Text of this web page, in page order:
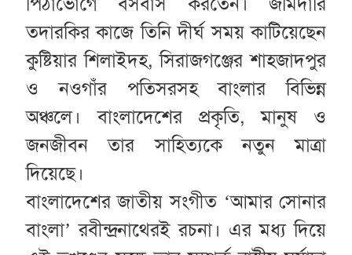
তদারকির কাজে তিনি দীর্ঘ সময় কাটিয়েছেন
কুষ্টিয়ার শিলাইদহ, সিরাজগঞ্জের শাহজাদপুর
ও নওগাঁর পতিসরসহ বাংলার বিভিন্ন
অঞ্চলে। বাংলাদেশের প্রকৃতি, মানুষ ও
জনজীবন তার সাহিত্যকে নতুন মাত্রা
দিয়েছে।
বাংলাদেশের জাতীয় সংগীত ‘আমার সোনার
বাংলা’ রবীন্দ্রনাথেরই রচনা। এর মধ্য দিয়ে